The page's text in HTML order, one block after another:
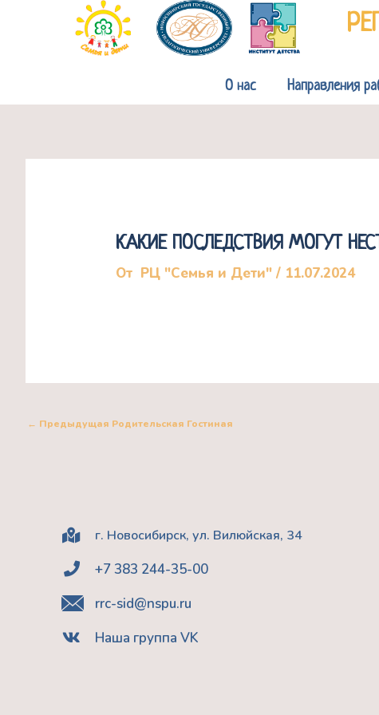
содержимому
О нас Направления
КАКИЕ ПОСЛЕДСТВИЯ МОГУТ
От РЦ "Семья и Дети"/ 11.07.2024
← Предыдущая Родительская Гостиная
г. Новосибирск, ул. Вилюйская, 34
+7 383 244-35-00
rrc-sid@nspu.ru
Наша группа VK